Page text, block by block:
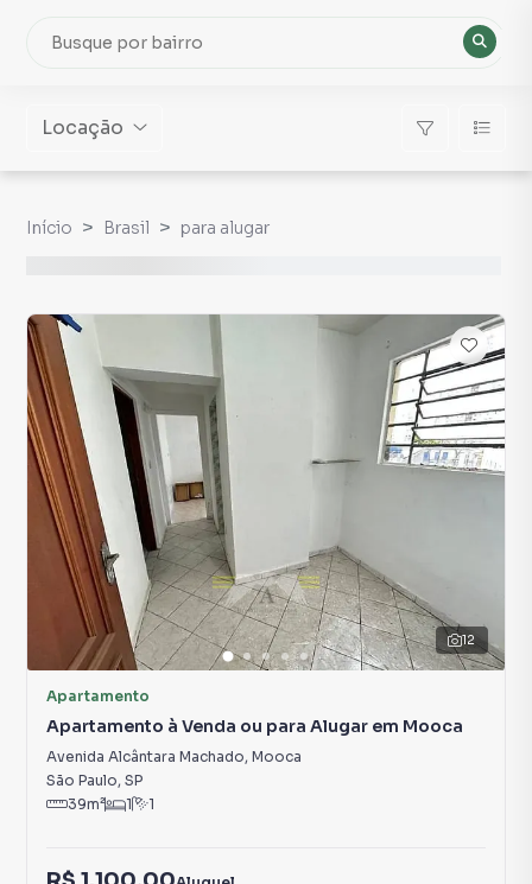
Locação
Início Brasil para alugar
12
Apartamento
Apartamento à Venda ou para Alugar em Mooca
Avenida Alcântara Machado, Mooca
São Paulo, SP
39m² 1 1